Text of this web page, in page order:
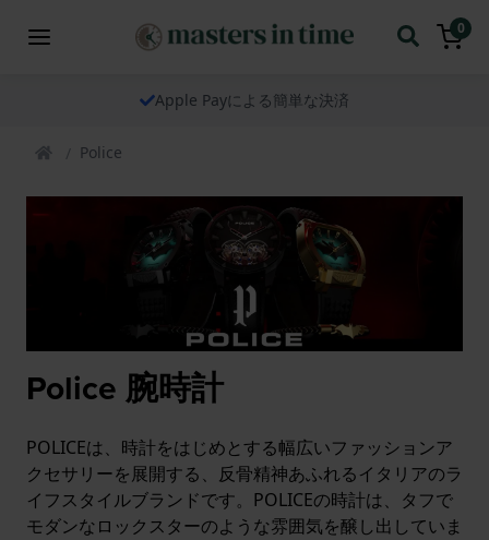
0
当社の時計は世界中へ発送いたします
Police
Police 腕時計
POLICEは、時計をはじめとする幅広いファッションア
クセサリーを展開する、反骨精神あふれるイタリアのラ
イフスタイルブランドです。POLICEの時計は、タフで
モダンなロックスターのような雰囲気を醸し出していま